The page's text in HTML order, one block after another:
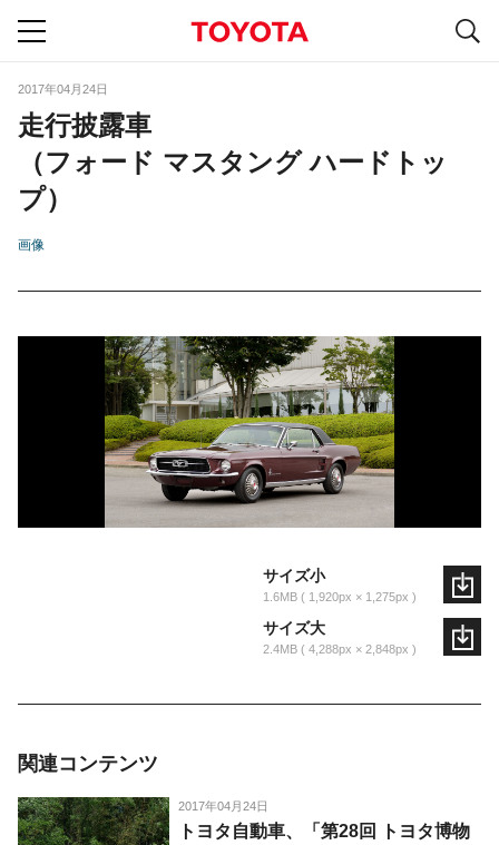
2017年04月24日
走行披露車
（フォード マスタング ハードトッ
プ）
画像
サイズ小
1.6MB 1,920px × 1,275px
サイズ大
2.4MB 4,288px × 2,848px
関連コンテンツ
2017年04月24日
トヨタ自動車、「第28回 トヨタ博物